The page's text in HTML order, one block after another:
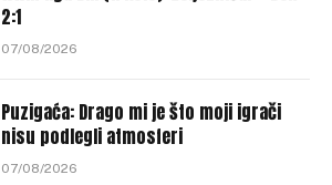
2:1
07/08/2026
Puzigaća: Drago mi je što moji igrači
nisu podlegli atmosferi
07/08/2026